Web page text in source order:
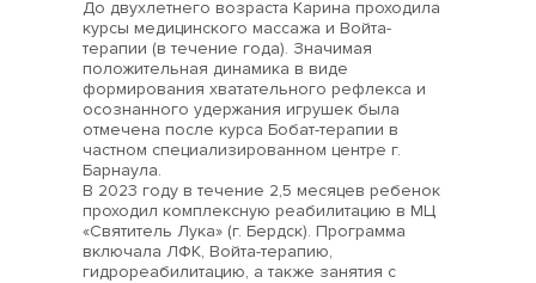
До двухлетнего возраста Карина проходила
курсы медицинского массажа и Войта-
терапии (в течение года). Значимая
положительная динамика в виде
формирования хватательного рефлекса и
осознанного удержания игрушек была
отмечена после курса Бобат-терапии в
частном специализированном центре г.
Барнаула.
В 2023 году в течение 2,5 месяцев ребенок
проходил комплексную реабилитацию в МЦ
«Святитель Лука» (г. Бердск). Программа
включала ЛФК, Войта-терапию,
гидрореабилитацию, а также занятия с